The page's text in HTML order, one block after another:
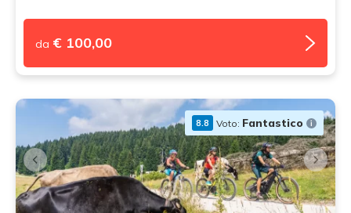
da € 100,00
8.8 Voto: Fantastico